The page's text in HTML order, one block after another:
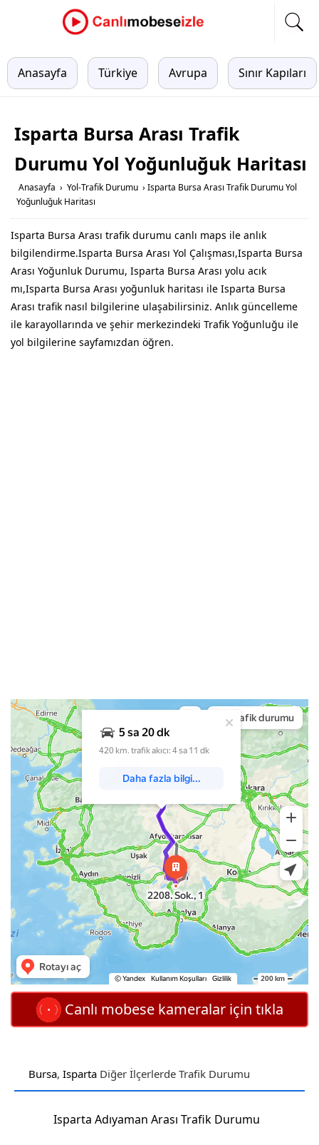
Anasayfa Türkiye Avrupa Sınır Kapıları
Isparta Bursa Arası Trafik
Durumu Yol Yoğunluğuk Haritası
Anasayfa › Yol-Trafik Durumu › Isparta Bursa Arası Trafik Durumu Yol
Yoğunluğuk Haritası
Isparta Bursa Arası trafik durumu canlı maps ile anlık
bilgilendirme.Isparta Bursa Arası Yol Çalışması,Isparta Bursa
Arası Yoğunluk Durumu, Isparta Bursa Arası yolu acık
mı,Isparta Bursa Arası yoğunluk haritası ile Isparta Bursa
Arası trafik nasıl bilgilerine ulaşabilirsiniz. Anlık güncelleme
ile karayollarında ve şehir merkezindeki Trafik Yoğunluğu ile
yol bilgilerine sayfamızdan öğren.
Canlı mobese kameralar için tıkla
Bursa, Isparta Diğer İlçerlerde Trafik Durumu
Isparta Adıyaman Arası Trafik Durumu